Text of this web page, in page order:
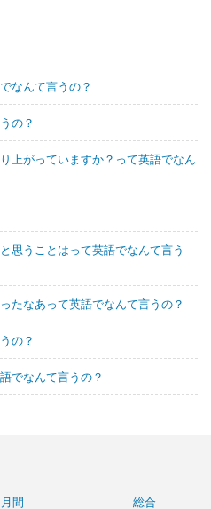
なんて言うの？
の？
上がっていますか？って英語でなん
思うことはって英語でなんて言う
たなあって英語でなんて言うの？
の？
でなんて言うの？
月間
総合